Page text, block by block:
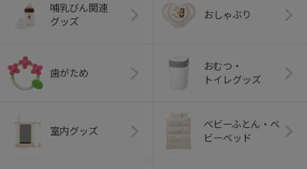
哺乳びん関連
グッズ
おしゃぶり
歯がため
おむつ・
トイレグッズ
室内グッズ
ベビーふとん・ベ
ビーベッド